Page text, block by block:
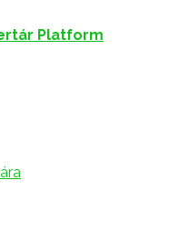
Platform